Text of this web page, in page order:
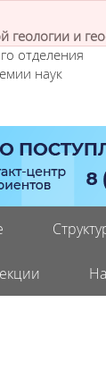
геологии и
отделения
наук